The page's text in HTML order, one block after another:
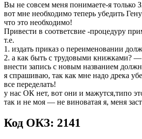
Вы не совсем меня понимаете-я только
вот мне необходимо теперь убедить
что это необходимо!
Привести в соответсвие -процедуру
т.е.
1. издать приказ о переименовании
2. а как быть с трудовыми книжками?
внести запись с новым названием
я спрашиваю, так как мне надо дрека
все переделать!
у нас ОК нет, вот они и мажутся,типо
так и не моя — не виноватая я, меня
Код ОКЗ: 2141